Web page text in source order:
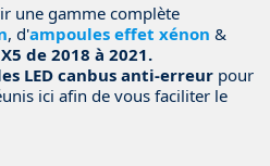
une gamme complète
, d'ampoules effet xénon &
X5 de 2018 à 2021.
LED canbus anti-erreur pour
ici afin de vous faciliter le